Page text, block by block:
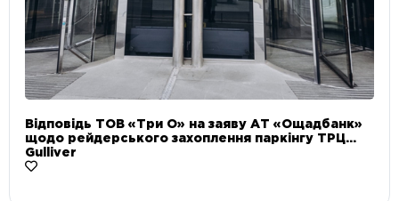
Відповідь ТОВ «Три О» на заяву АТ «Ощадбанк»
щодо рейдерського захоплення паркінгу ТРЦ
Gulliver